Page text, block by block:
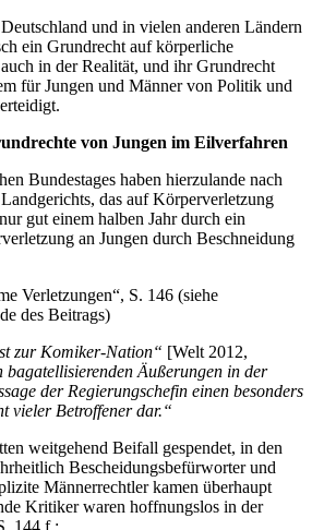
und in vielen anderen Ländern
ein Grundrecht auf körperliche
in der Realität, und ihr Grundrecht
für Jungen und Männer von Politik und
von Jungen im Eilverfahren
Bundestages haben hierzulande nach
das auf Körperverletzung
gut einem halben Jahr durch ein
an Jungen durch Beschneidung
Verletzungen“, S. 146 (siehe
des Beitrags)
zur Komiker-Nation“ [Welt 2012,
bagatellisierenden Äußerungen in der
der Regierungschefin einen besonders
vieler Betroffener dar.“
weitgehend Beifall gespendet, in den
Bescheidungsbefürworter und
Männerrechtler kamen überhaupt
Kritiker waren hoffnungslos in der
144 f.: